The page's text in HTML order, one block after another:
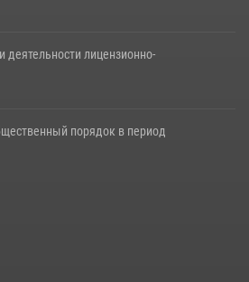
лицензионно-
порядок в период